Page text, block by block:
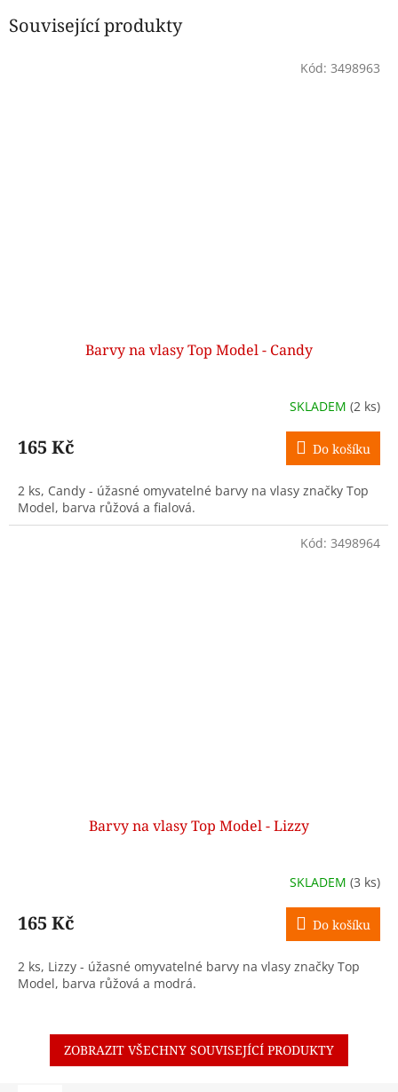
Související produkty
Barvy na vlasy Top Model - Candy
SKLADEM (2 ks)
165 Kč Do košíku
2 ks, Candy - úžasné omyvatelné barvy na vlasy značky Top
Model, barva růžová a fialová.
Kód: 3498963
Barvy na vlasy Top Model - Lizzy
SKLADEM (3 ks)
165 Kč Do košíku
2 ks, Lizzy - úžasné omyvatelné barvy na vlasy značky Top
Model, barva růžová a modrá.
Kód: 3498964
ZOBRAZIT VŠECHNY SOUVISEJÍCÍ PRODUKTY